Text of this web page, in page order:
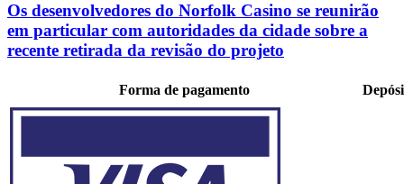
Os desenvolvedores do Norfolk Casino se reunirão
em particular com autoridades da cidade sobre a
recente retirada da revisão do projeto
Forma de pagamento